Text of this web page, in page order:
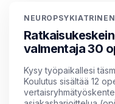
valmentaja 30
Kysy työpaikallesi
Koulutus sisältää 12